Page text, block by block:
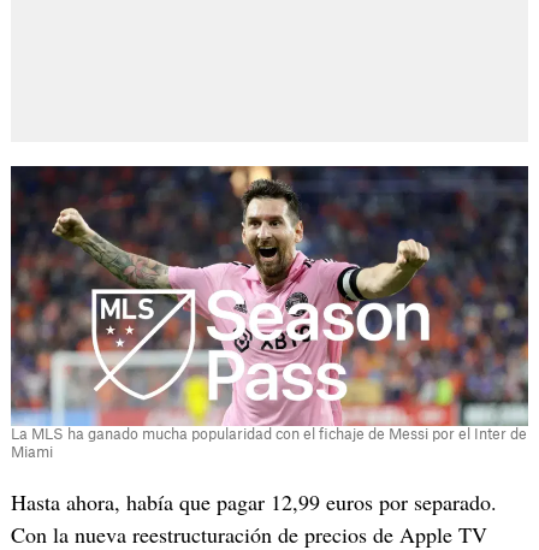
La MLS ha ganado mucha popularidad con el fichaje de Messi por el Inter de
Miami
Hasta ahora, había que pagar 12,99 euros por separado.
Con la nueva reestructuración de precios de Apple TV